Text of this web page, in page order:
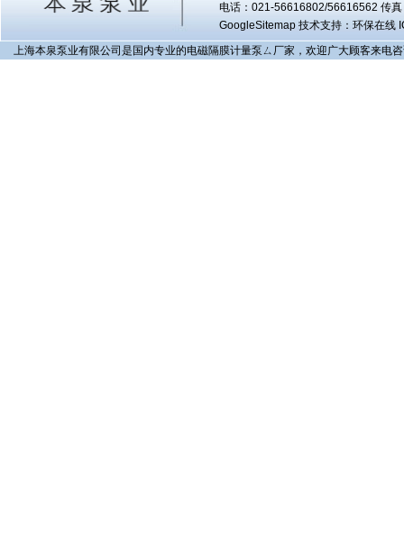
电话：021-56616802/56616562 传
GoogleSitemap技术支持：环保在线
上海本泉泵业有限公司是国内专业的电磁隔膜计量泵ㄙ厂家，欢迎广大顾客来电